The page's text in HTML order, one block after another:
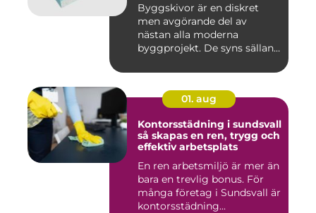
Byggskivor är en diskret
men avgörande del av
nästan alla moderna
byggprojekt. De syns sällan
01. aug
Kontorsstädning i sundsvall
så skapas en ren, trygg och
effektiv arbetsplats
En ren arbetsmiljö är mer än
bara en trevlig bonus. För
många företag i Sundsvall är
kontorsstädning...